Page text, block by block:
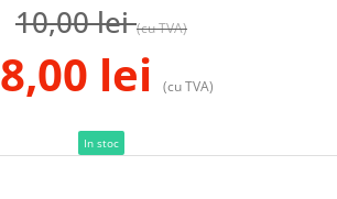
10,00lei (cu TVA)
8,00 lei (cu TVA)
In stoc